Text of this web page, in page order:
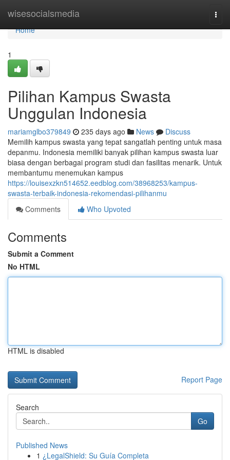
wisesocialsmedia
Home
Home
1
Pilihan Kampus Swasta
Unggulan Indonesia
mariamglbo379849 235 days ago News
Discuss
Memilih kampus swasta yang tepat sangatlah penting untuk masa
depanmu. Indonesia memiliki banyak pilihan kampus swasta luar
biasa dengan berbagai program studi dan fasilitas menarik. Untuk
membantumu menemukan kampus
https://louisexzkn514652.eedblog.com/38968253/kampus-
swasta-terbaik-indonesia-rekomendasi-pilihanmu
Comments
Who Upvoted
Comments
Submit a Comment
No HTML
HTML is disabled
Report Page
Search
Go
Published News
1 ¿LegalShield: Su Guía Completa